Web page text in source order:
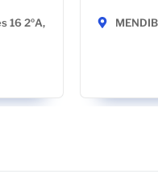
16 2ºA,